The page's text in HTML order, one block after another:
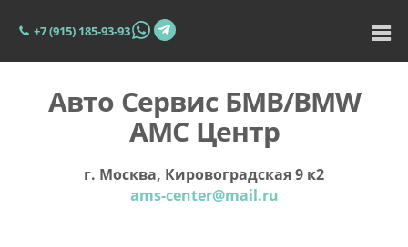
+7 (915) 185-93-93
Авто Сервис БМВ/BMW
АМС Центр
г. Москва, Кировоградская 9 к2
ams-center@mail.ru